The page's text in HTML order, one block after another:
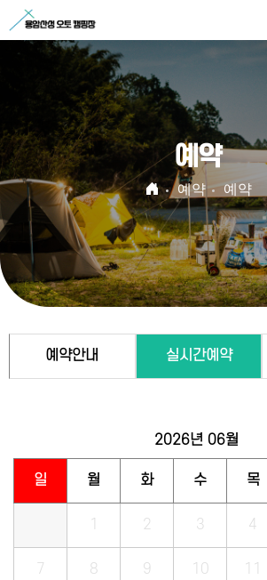
예약
예약 예약
예약안내 실시간예약
2026년 06월
일 월 화 수 목
1 2 3 4
7 8 9 10 11